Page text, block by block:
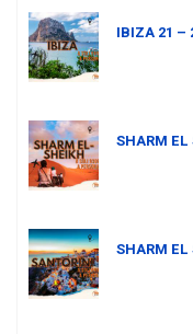
IBIZA 21 –
SHARM EL
SHARM EL